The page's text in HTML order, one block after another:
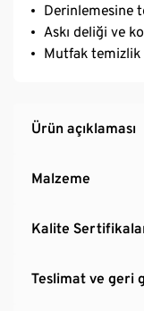
Derinlemesine
Askı deliği ve
Mutfak temizlik
Ürün açıklaması
Malzeme
Kalite
Teslimat ve geri